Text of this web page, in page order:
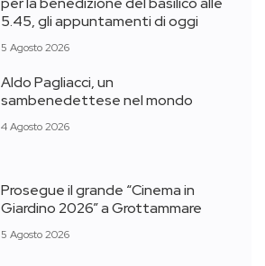
5.45, gli appuntamenti di oggi
5 Agosto 2026
Aldo Pagliacci, un
sambenedettese nel mondo
4 Agosto 2026
Prosegue il grande “Cinema in
Giardino 2026” a Grottammare
5 Agosto 2026